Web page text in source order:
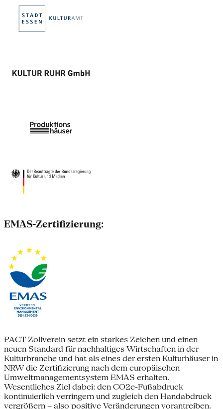
EMAS-Zertifizierung:
PACT Zollverein setzt ein starkes Zeichen und einen
neuen Standard für nachhaltiges Wirtschaften in der
Kulturbranche und hat als eines der ersten Kulturhäuser in
NRW die Zertifizierung nach dem europäischen
Umweltmanagementsystem EMAS erhalten.
Wesentliches Ziel dabei: den CO2e-Fußabdruck
kontinuierlich verringern und zugleich den Handabdruck
vergrößern – also positive Veränderungen vorantreiben.